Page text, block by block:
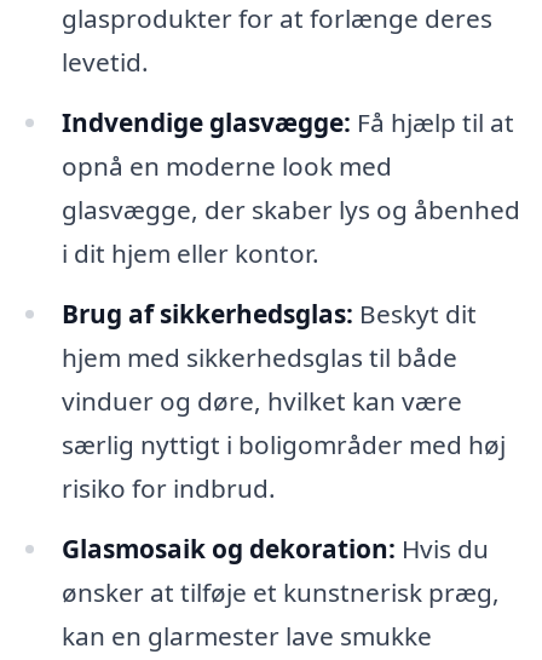
glasprodukter for at forlænge deres
levetid.
Indvendige glasvægge: Få hjælp til at
opnå en moderne look med
glasvægge, der skaber lys og åbenhed
i dit hjem eller kontor.
Brug af sikkerhedsglas: Beskyt dit
hjem med sikkerhedsglas til både
vinduer og døre, hvilket kan være
særlig nyttigt i boligområder med høj
risiko for indbrud.
Glasmosaik og dekoration: Hvis du
ønsker at tilføje et kunstnerisk præg,
kan en glarmester lave smukke